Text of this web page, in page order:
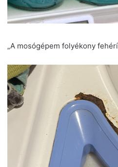
„A mosógépem folyékony